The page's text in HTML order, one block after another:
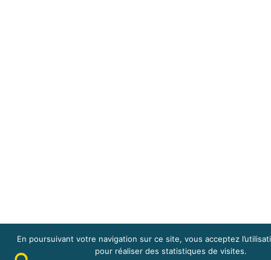
En poursuivant votre navigation sur ce site, vous acceptez
pour réaliser des statistiques de visites.